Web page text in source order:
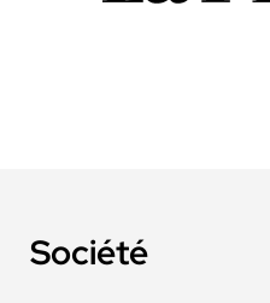
Société